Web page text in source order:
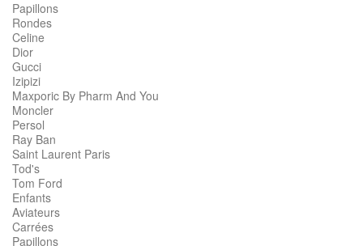
Papillons
Rondes
Celine
Dior
Gucci
Izipizi
Maxporic By Pharm And You
Moncler
Persol
Ray Ban
Saint Laurent Paris
Tod's
Tom Ford
Enfants
Aviateurs
Carrées
Papillons